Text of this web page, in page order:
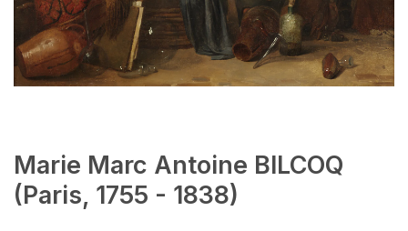
Marie Marc Antoine BILCOQ
(Paris, 1755 - 1838)